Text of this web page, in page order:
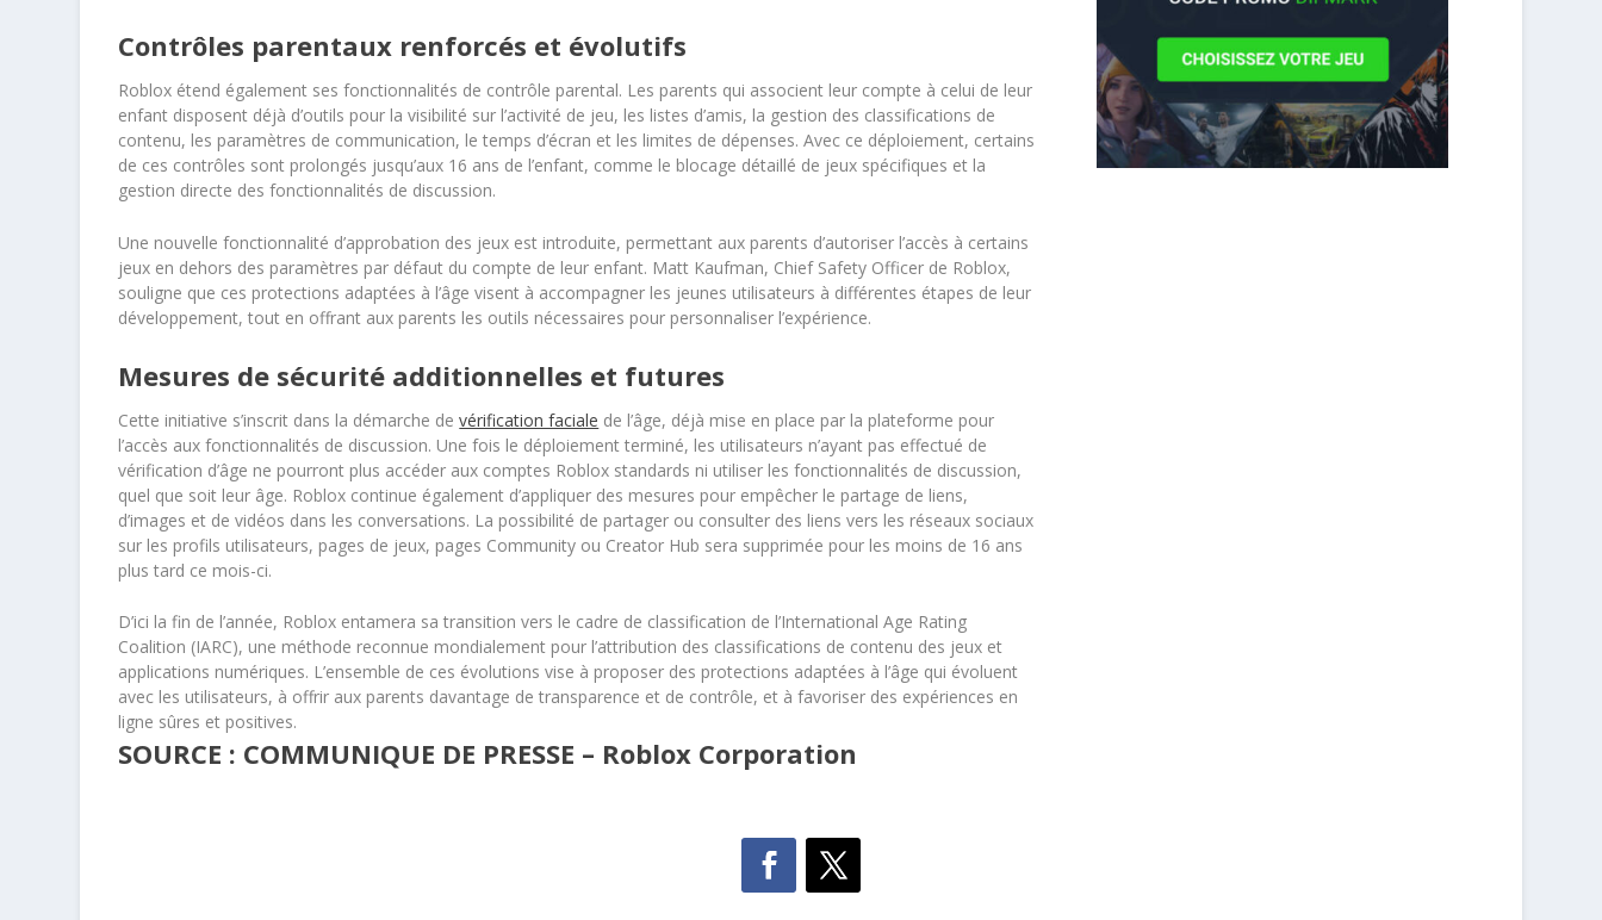
Contrôles parentaux renforcés et évolutifs
Roblox étend également ses fonctionnalités de contrôle parental. Les parents qui associent leur compte à celui de leur
enfant disposent déjà d’outils pour la visibilité sur l’activité de jeu, les listes d’amis, la gestion des classifications de
contenu, les paramètres de communication, le temps d’écran et les limites de dépenses. Avec ce déploiement, certains
de ces contrôles sont prolongés jusqu’aux 16 ans de l’enfant, comme le blocage détaillé de jeux spécifiques et la
gestion directe des fonctionnalités de discussion.
Une nouvelle fonctionnalité d’approbation des jeux est introduite, permettant aux parents d’autoriser l’accès à certains
jeux en dehors des paramètres par défaut du compte de leur enfant. Matt Kaufman, Chief Safety Officer de Roblox,
souligne que ces protections adaptées à l’âge visent à accompagner les jeunes utilisateurs à différentes étapes de leur
développement, tout en offrant aux parents les outils nécessaires pour personnaliser l’expérience.
Mesures de sécurité additionnelles et futures
Cette initiative s’inscrit dans la démarche devérification faciale de l’âge, déjà mise en place par la plateforme pour
l’accès aux fonctionnalités de discussion. Une fois le déploiement terminé, les utilisateurs n’ayant pas effectué de
vérification d’âge ne pourront plus accéder aux comptes Roblox standards ni utiliser les fonctionnalités de discussion,
quel que soit leur âge. Roblox continue également d’appliquer des mesures pour empêcher le partage de liens,
d’images et de vidéos dans les conversations. La possibilité de partager ou consulter des liens vers les réseaux sociaux
sur les profils utilisateurs, pages de jeux, pages Community ou Creator Hub sera supprimée pour les moins de 16 ans
plus tard ce mois-ci.
D’ici la fin de l’année, Roblox entamera sa transition vers le cadre de classification de l’International Age Rating
Coalition (IARC), une méthode reconnue mondialement pour l’attribution des classifications de contenu des jeux et
applications numériques. L’ensemble de ces évolutions vise à proposer des protections adaptées à l’âge qui évoluent
avec les utilisateurs, à offrir aux parents davantage de transparence et de contrôle, et à favoriser des expériences en
ligne sûres et positives.
SOURCE : COMMUNIQUE DE PRESSE – Roblox Corporation